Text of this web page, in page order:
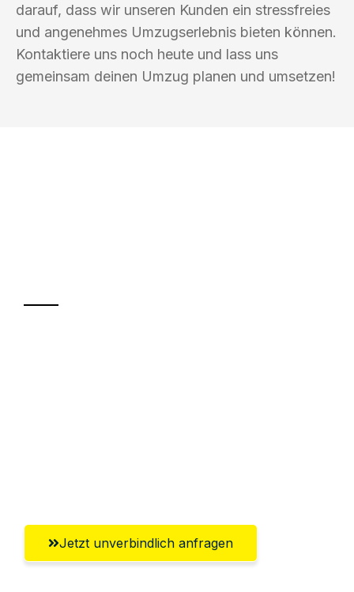
darauf, dass wir unseren Kunden ein stressfreies
und angenehmes Umzugserlebnis bieten können.
Kontaktiere uns noch heute und lass uns
gemeinsam deinen Umzug planen und umsetzen!
Jetzt unverbindlich anfragen